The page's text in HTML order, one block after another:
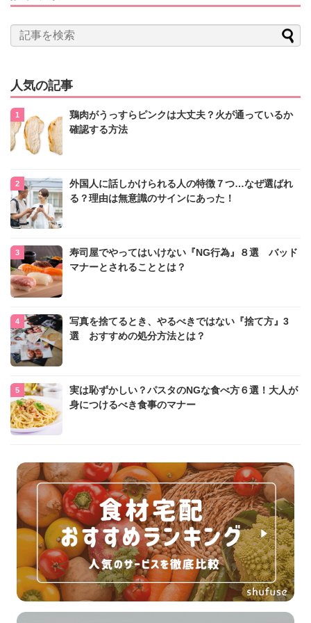
人気の記事
鶏肉がうっすらピンクは大丈夫？火が通っているか
確認する方法
外国人に話しかけられる人の特徴７つ…なぜ選ばれ
る？理由は無意識のサインにあった！
寿司屋でやってはいけない『NG行為』８選 バッド
マナーとされることとは？
写真を捨てるとき、やるべきではない『捨て方』3
選 おすすめの処分方法とは？
実は恥ずかしい？パスタのNGな食べ方６選！大人が
身につけるべき食事のマナー